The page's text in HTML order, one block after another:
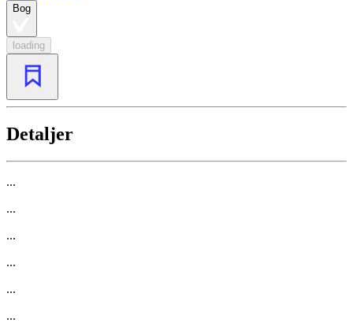
Bog
loading
Detaljer
...
...
...
...
...
...